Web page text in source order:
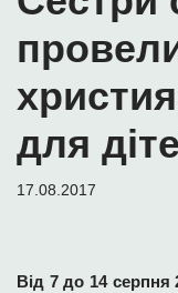
для
17.08.2017
Від 7 до 14 серпня